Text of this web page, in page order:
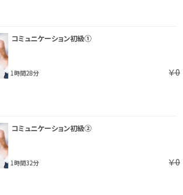
コミュニケーション初級①
1時間28分 ￥0
コミュニケーション初級②
1時間32分 ￥0